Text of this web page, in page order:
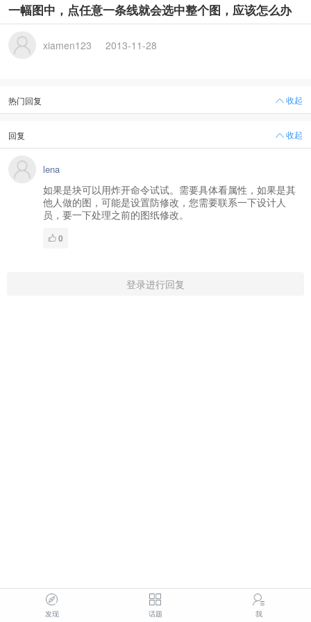
一幅图中，点任意一条线就会选中整个图，应该怎么办
xiamen123 2013-11-28
热门回复 收起
回复 收起
lena
如果是块可以用炸开命令试试。需要具体看属性，如果是其
他人做的图，可能是设置防修改，您需要联系一下设计人
员，要一下处理之前的图纸修改。
0
登录进行回复
发现 话题 我